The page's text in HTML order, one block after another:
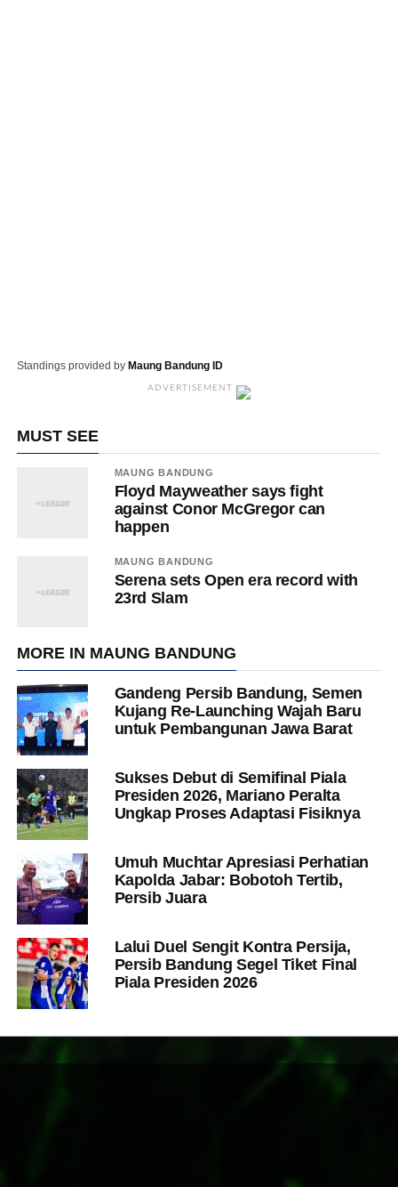
Standings provided by Maung Bandung ID
ADVERTISEMENT
MUST SEE
MAUNG BANDUNG
Floyd Mayweather says fight
against Conor McGregor can
happen
MAUNG BANDUNG
Serena sets Open era record with
23rd Slam
MORE IN MAUNG BANDUNG
Gandeng Persib Bandung, Semen
Kujang Re-Launching Wajah Baru
untuk Pembangunan Jawa Barat
Sukses Debut di Semifinal Piala
Presiden 2026, Mariano Peralta
Ungkap Proses Adaptasi Fisiknya
Umuh Muchtar Apresiasi Perhatian
Kapolda Jabar: Bobotoh Tertib,
Persib Juara
Lalui Duel Sengit Kontra Persija,
Persib Bandung Segel Tiket Final
Piala Presiden 2026